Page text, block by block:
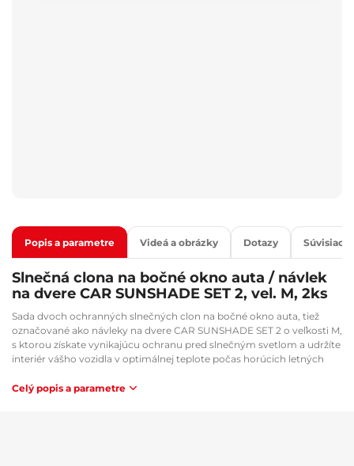
Popis a parametre Videá a obrázky Dotazy Súvisiaci
Slnečná clona na bočné okno auta / návlek
na dvere CAR SUNSHADE SET 2, vel. M, 2ks
Sada dvoch ochranných slnečných clon na bočné okno auta, tiež
označované ako návleky na dvere CAR SUNSHADE SET 2 o veľkosti M,
s ktorou získate vynikajúcu ochranu pred slnečným svetlom a udržíte
interiér vášho vozidla v optimálnej teplote počas horúcich letných
vtedy, keď máte otvorené okno, a zároveň zabraňuje vniknutiu
Celý popis a parametre